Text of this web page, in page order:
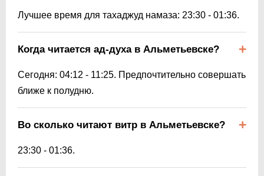
Лучшее время для тахаджуд намаза: 23:30 - 01:36.
Когда читается ад-духа в Альметьевске?
Сегодня: 04:12 - 11:25. Предпочтительно совершать
ближе к полудню.
Во сколько читают витр в Альметьевске?
23:30 - 01:36.